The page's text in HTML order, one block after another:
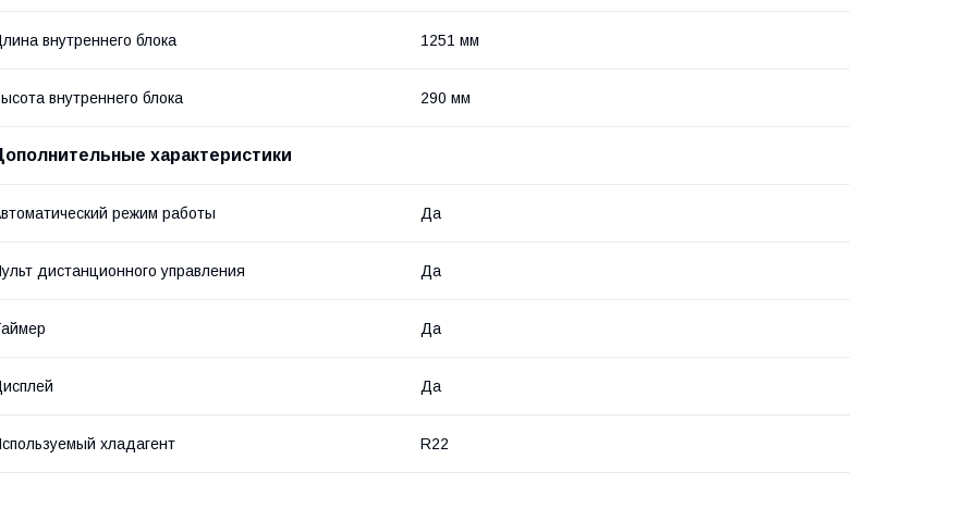
внутреннего блока 1251 мм
внутреннего блока 290 мм
характеристики
режим работы Да
дистанционного управления Да
Да
Да
хладагент R22